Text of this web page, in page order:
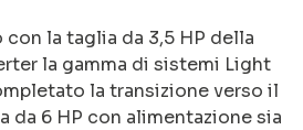
la taglia da 3,5 HP della
la gamma di sistemi Light
la transizione verso il
da 6 HP con alimentazione sia